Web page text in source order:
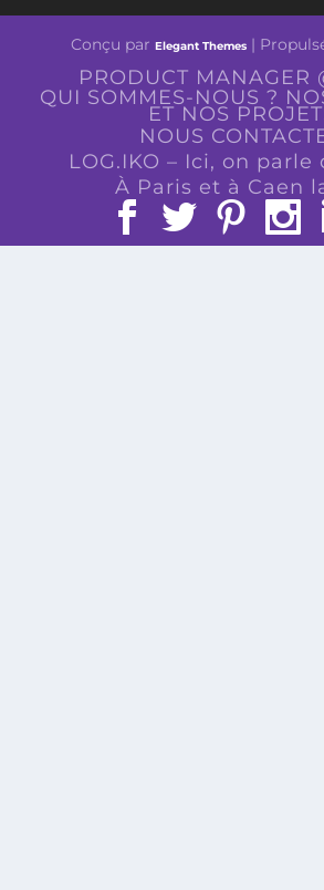
Conçu par Elegant Themes |
PRODUCT MANAGER
QUI SOMMES-NOUS ?
ET NOS
NOUS
LOG.IKO – Ici, on parle
À Paris et à Caen